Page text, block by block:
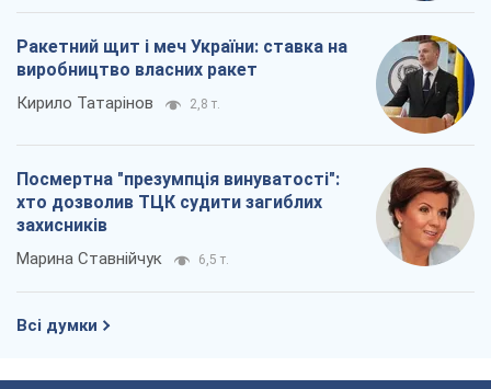
Ракетний щит і меч України: ставка на
виробництво власних ракет
Кирило Татарінов 2,8 т.
Посмертна "презумпція винуватості":
хто дозволив ТЦК судити загиблих
захисників
Марина Ставнійчук 6,5 т.
Всі думки